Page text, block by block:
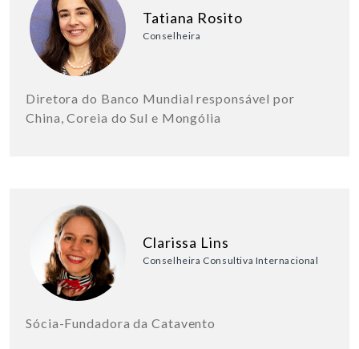
Tatiana Rosito
Conselheira
Diretora do Banco Mundial responsável por
China, Coreia do Sul e Mongólia
Clarissa Lins
Conselheira Consultiva Internacional
Sócia-Fundadora da Catavento